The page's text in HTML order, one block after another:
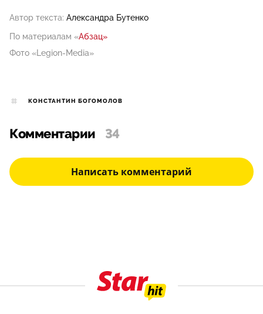
Автор текста: Александра Бутенко
По материалам «Абзац»
Фото «Legion-Media»
КОНСТАНТИН БОГОМОЛОВ
Комментарии 34
Написать комментарий